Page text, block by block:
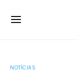
NOTÍCIAS